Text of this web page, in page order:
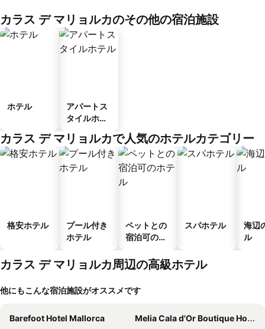
カラス デ マリョルカのその他の宿泊施設
ホテル
アパートス
タイルホテ
カラス デ マリョルカで人気のホテルカテゴリー
格安ホテル
プール付き
ホテル
ペットとの
宿泊可のホ
スパホテル
海辺
ル
カラス デ マリョルカ周辺の高級ホテル
他にもこんな宿泊施設がオススメです
Barefoot Hotel Mallorca
Melia Cala d'Or Boutique Hotel